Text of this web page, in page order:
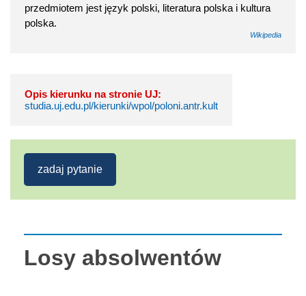
przedmiotem jest język polski, literatura polska i kultura
polska.
Wikipedia
Opis kierunku na stronie UJ:
studia.uj.edu.pl/kierunki/wpol/poloni.antr.kult
zadaj pytanie
Losy absolwentów